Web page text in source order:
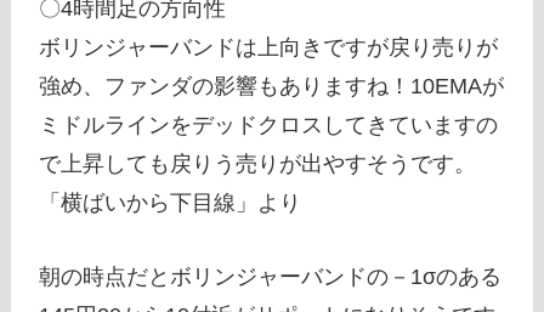
〇4時間足の方向性
ボリンジャーバンドは上向きですが戻り売りが
強め、ファンダの影響もありますね！10EMAが
ミドルラインをデッドクロスしてきていますの
で上昇しても戻りう売りが出やすそうです。
「横ばいから下目線」より
朝の時点だとボリンジャーバンドの－1σのある